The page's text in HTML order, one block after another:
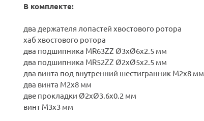
В комплекте:
два держателя лопастей хвостового ротора
хаб хвостового ротора
два подшипника MR63ZZ Ø3xØ6x2.5 мм
два подшипника MR52ZZ Ø2xØ5x2.5 мм
два винта под внутренний шестигранник M2x8 мм
два винта M2x8 мм
две прокладки Ø2xØ3.6x0.2 мм
винт M3x3 мм